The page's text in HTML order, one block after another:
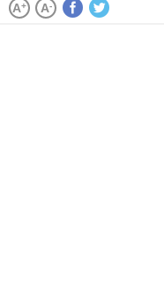
A+ A-